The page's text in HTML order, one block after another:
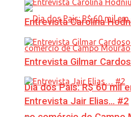
Dia dos Pais: R$ 60 mil
Entrevista Carolina
Entrevista Gilmar
Entrevista Jair Elias… #2